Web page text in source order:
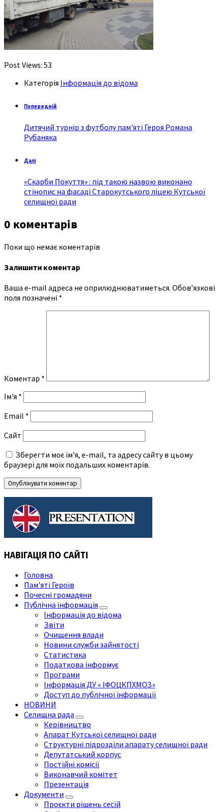
Post Views: 53
Категорія Інформація до відома
Попередній
Дитячий турнір з футболу пам'яті Героя Романа
Рубаняка
Далі
«Скарби Покуття» : під такою назвою виконано
стінопис на фасаді Старокутського ліцею Кутської
селищної ради
0 коментарів
Поки що немає коментарів
Залишити коментар
Ваша e-mail адреса не оприлюднюватиметься. Обов’язкові
поля позначені *
Коментар *
Ім'я *
Email *
Сайт
Зберегти моє ім'я, e-mail, та адресу сайту в цьому
браузері для моїх подальших коментарів.
НАВІГАЦІЯ ПО САЙТІ
Головна
Пам'яті Героїв
Почесні громадяни
Публічна інформація
Інформація до відома
Звіти
Очищення влади
Новини служби зайнятості
Статистика
Податкова інформує
Програми
Інформація ДУ « ІФОЦКПХМОЗ»
Доступ до публічної інформації
НОВИНИ
Селищна рада
Керівництво
Апарат Кутської селищної ради
Структурні підрозділи апарату селищної ради
Депутатський корпус
Постійні комісії
Виконавчий комітет
Презентація
Документи
Проєкти рішень сесій